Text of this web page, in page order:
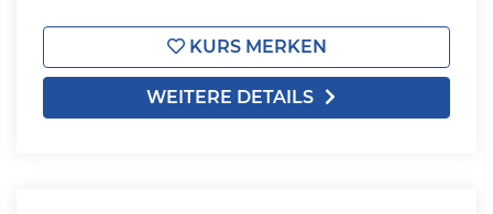
KURS MERKEN
WEITERE DETAILS